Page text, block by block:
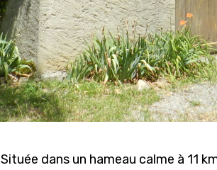
Située dans un hameau calme à 11